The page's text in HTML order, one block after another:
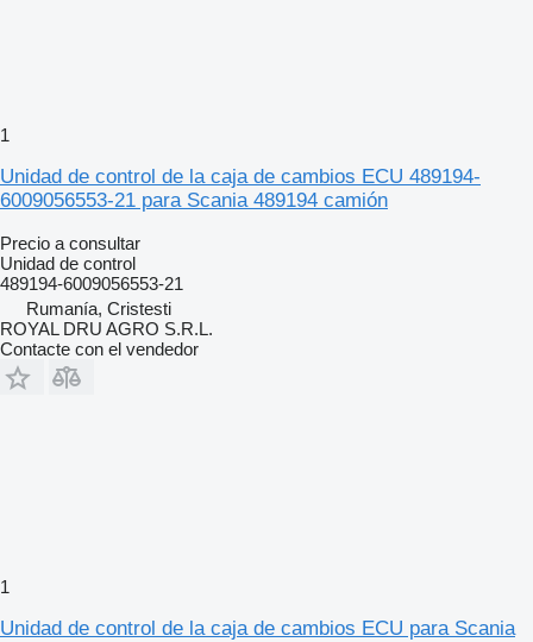
1
Unidad de control de la caja de cambios ECU 489194-
6009056553-21 para Scania 489194 camión
Precio a consultar
Unidad de control
489194-6009056553-21
Rumanía, Cristesti
ROYAL DRU AGRO S.R.L.
Contacte con el vendedor
1
Unidad de control de la caja de cambios ECU para Scania